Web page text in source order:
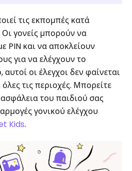
τις εκπομπές κατά
γονείς μπορούν να
PIN και να αποκλείουν
για να ελέγχουν το
οι έλεγχοι δεν φαίνεται
τις περιοχές. Μπορείτε
του παιδιού σας
γονικού ελέγχου
Kids.